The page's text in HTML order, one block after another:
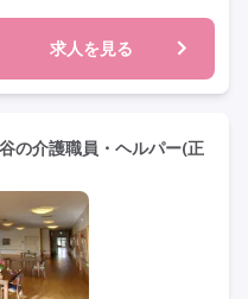
残業ほぼなし
常勤
定年60歳以上
求人を見る
の介護職員・ヘルパー(正